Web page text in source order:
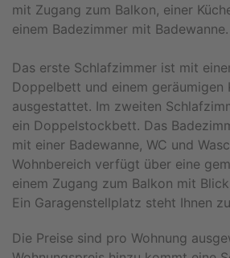
mit Zugang zum Balkon, einer
einem Badezimmer mit Badewanne.
Das erste Schlafzimmer ist mit
Doppelbett und einem geräumigen
ausgestattet. Im zweiten
ein Doppelstockbett. Das
mit einer Badewanne, WC und
Wohnbereich verfügt über eine
einem Zugang zum Balkon mit
Ein Garagenstellplatz steht Ihnen
Die Preise sind pro Wohnung